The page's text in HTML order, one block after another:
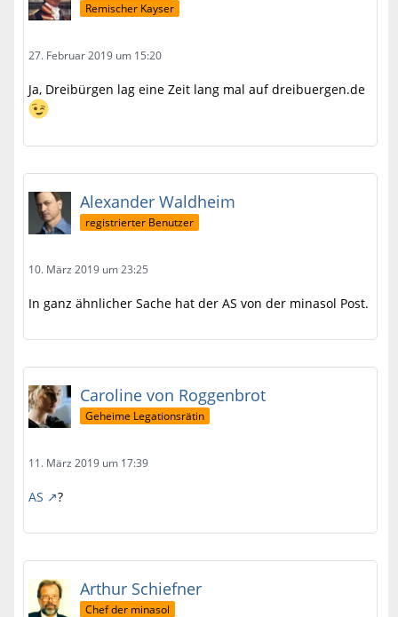
Remischer Kayser
27. Februar 2019 um 15:20
Ja, Dreibürgen lag eine Zeit lang mal auf dreibuergen.de
Alexander Waldheim
registrierter Benutzer
10. März 2019 um 23:25
In ganz ähnlicher Sache hat der AS von der minasol Post.
Caroline von Roggenbrot
Geheime Legationsrätin
11. März 2019 um 17:39
AS ?
Arthur Schiefner
Chef der minasol